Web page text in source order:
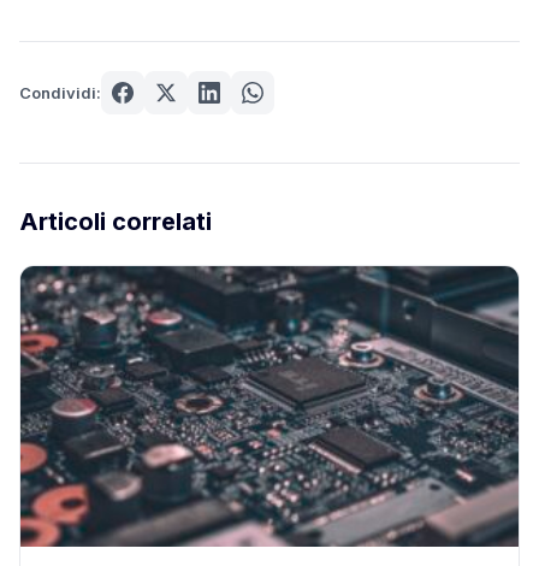
Condividi:
Articoli correlati